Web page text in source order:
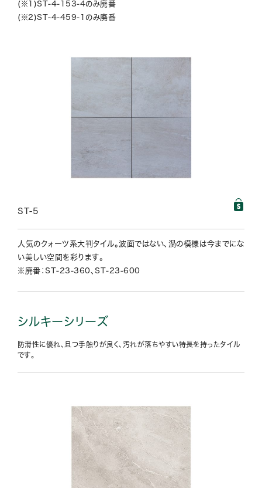
(※1)ST-4-153-4のみ廃番
(※2)ST-4-459-1のみ廃番
ST-5
人気のクォーツ系大判タイル。波面ではない、渦の模様は今までにな
い美しい空間を彩ります。
※廃番：ST-23-360、ST-23-600
シルキーシリーズ
防滑性に優れ、且つ手触りが良く、汚れが落ちやすい特長を持ったタイル
です。